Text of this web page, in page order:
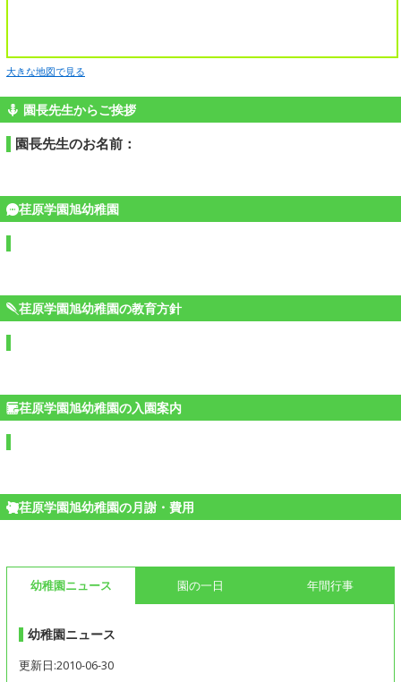
大きな地図で見る
園長先生からご挨拶
園長先生のお名前：
荏原学園旭幼稚園
荏原学園旭幼稚園の教育方針
荏原学園旭幼稚園の入園案内
荏原学園旭幼稚園の月謝・費用
幼稚園ニュース 園の一日 年間行事
幼稚園ニュース
更新日:2010-06-30